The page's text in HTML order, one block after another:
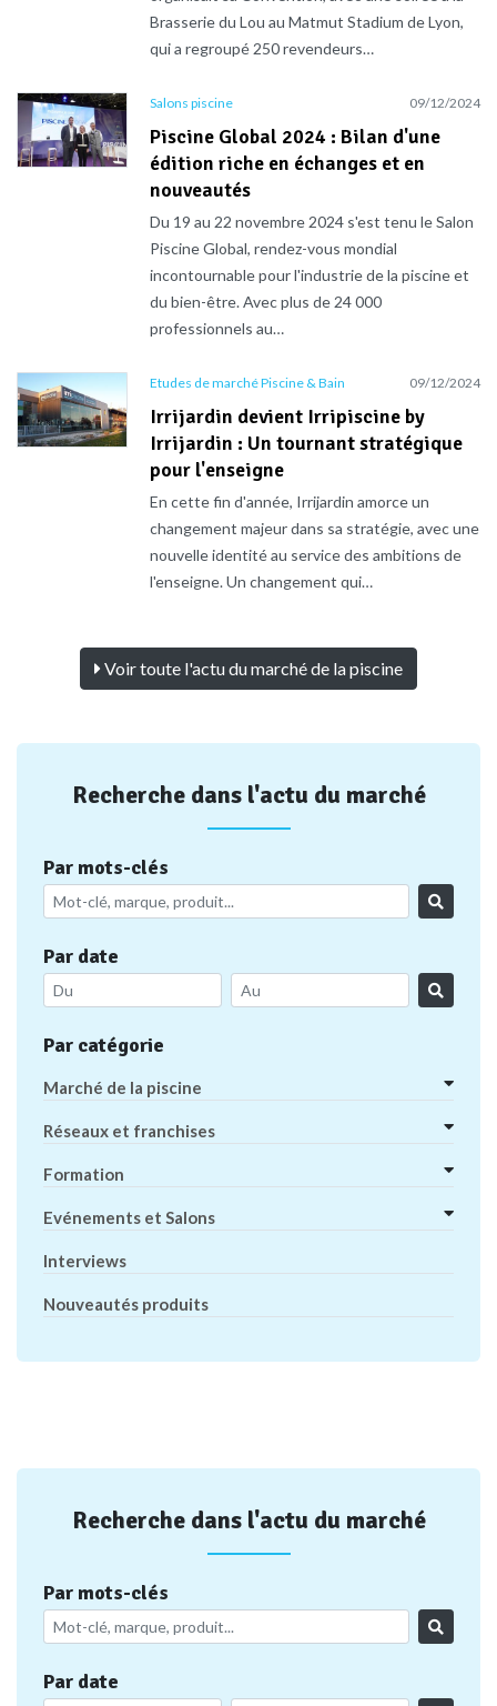
Brasserie du Lou au Matmut Stadium de Lyon,
qui a regroupé 250 revendeurs…
Salons piscine 09/12/2024
Piscine Global 2024 : Bilan d'une
édition riche en échanges et en
nouveautés
Du 19 au 22 novembre 2024 s'est tenu le Salon
Piscine Global, rendez-vous mondial
incontournable pour l'industrie de la piscine et
du bien-être. Avec plus de 24 000
professionnels au…
Etudes de marché Piscine & Bain 09/12/2024
Irrijardin devient Irripiscine by
Irrijardin : Un tournant stratégique
pour l'enseigne
En cette fin d'année, Irrijardin amorce un
changement majeur dans sa stratégie, avec une
nouvelle identité au service des ambitions de
l'enseigne. Un changement qui…
Voir toute l'actu du marché de la piscine
Recherche dans l'actu du marché
Par mots-clés
Par date
Par catégorie
Marché de la piscine
Réseaux et franchises
Formation
Evénements et Salons
Interviews
Nouveautés produits
Recherche dans l'actu du marché
Par mots-clés
Par date